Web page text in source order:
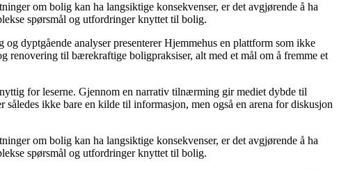
om bolig kan ha langsiktige konsekvenser, er det avgjørende å ha
spørsmål og utfordringer knyttet til bolig.
dyptgående analyser presenterer Hjemmehus en plattform som ikke
renovering til bærekraftige boligpraksiser, alt med et mål om å fremme et
for leserne. Gjennom en narrativ tilnærming gir mediet dybde til
ikke bare en kilde til informasjon, men også en arena for diskusjon
om bolig kan ha langsiktige konsekvenser, er det avgjørende å ha
spørsmål og utfordringer knyttet til bolig.